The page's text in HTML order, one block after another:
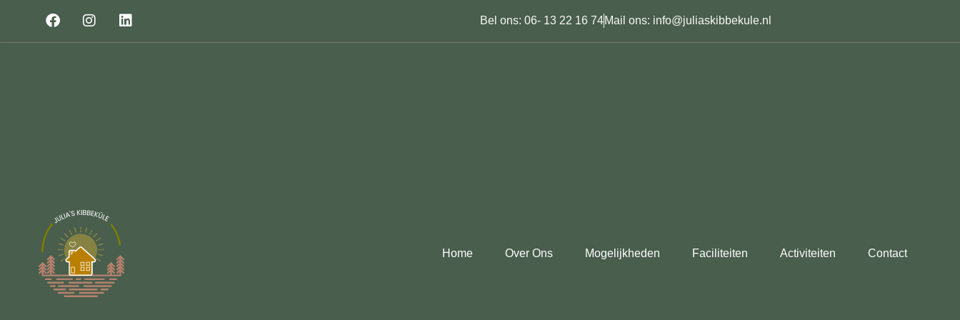
Bel ons: 06- 13 22 16 74Mail ons: info@juliaskibbekule.nl
Home Over Ons Mogelijkheden Faciliteiten Activiteiten Contact